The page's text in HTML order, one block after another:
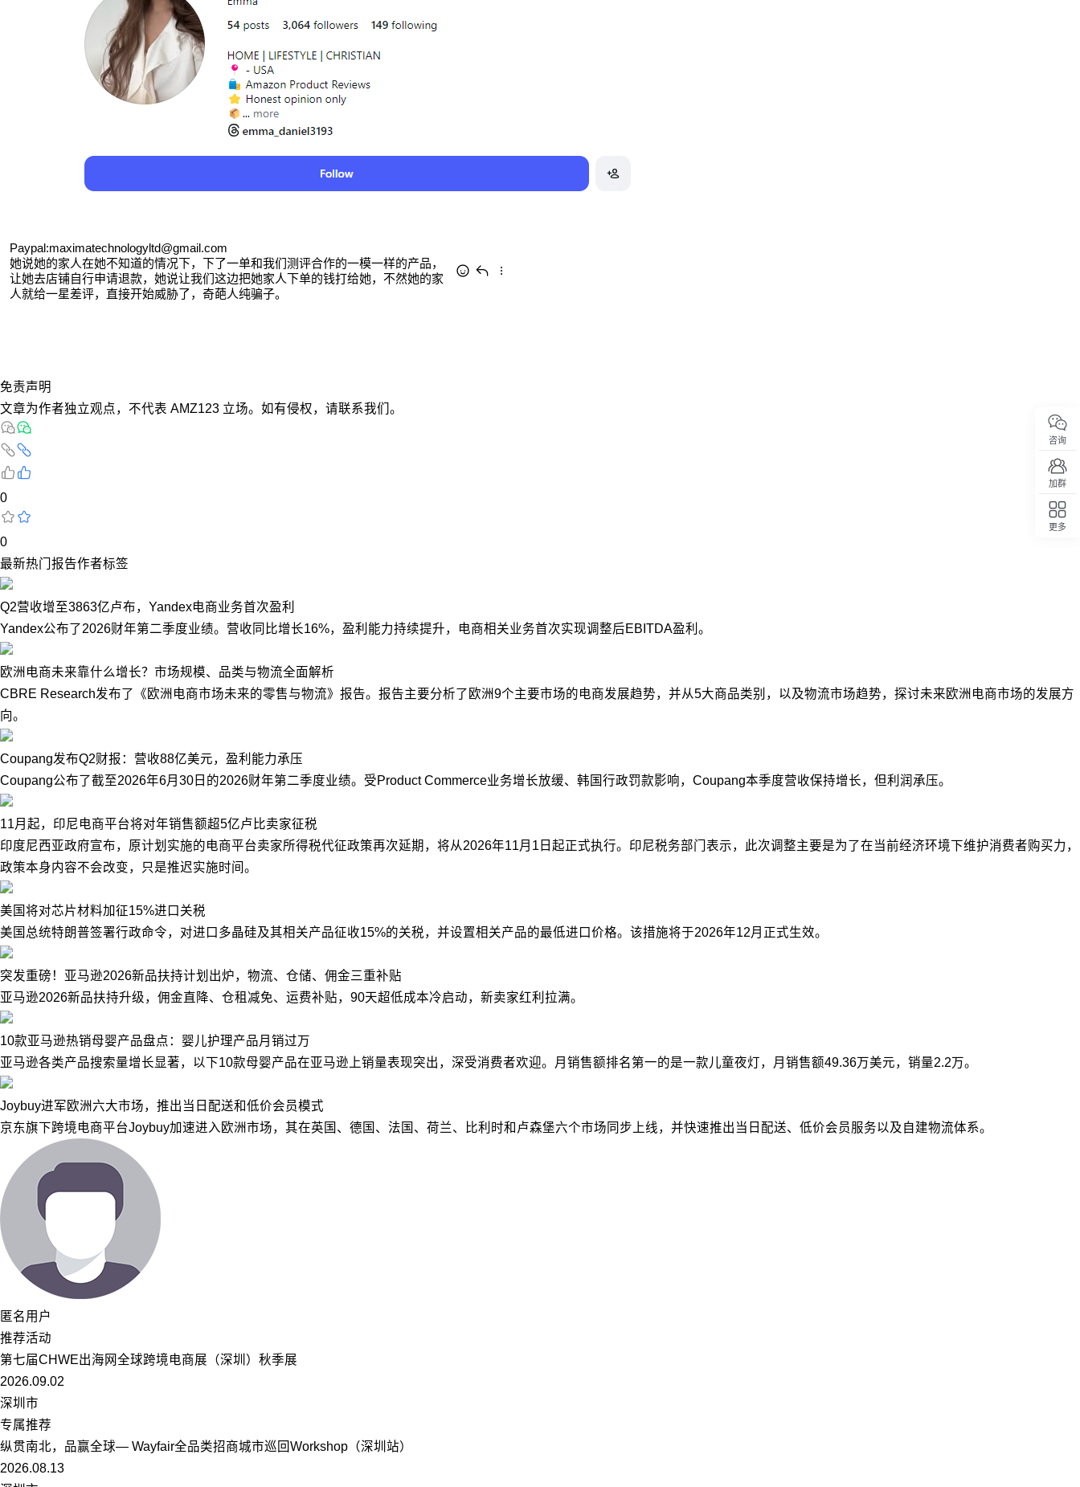
Paypal:maximatechnologyltd@gmail.com
她说她的家人在她不知道的情况下，下了一单和我们测评合作的一模一样的产品，
让她去店铺自行申请退款，她说让我们这边把她家人下单的钱打给她，不然她的家
人就给一星差评，直接开始威胁了，奇葩人纯骗子。
免责声明
文章为作者独立观点，不代表 AMZ123 立场。如有侵权，请联系我们。
0
0
最新热门 报告作者标签
Q2营收增至3863亿卢布，Yandex电商业务首次盈利
Yandex公布了2026财年第二季度业绩。营收同比增长16%，盈利能力持续提升，电商相关业务首次实现调整后EBITDA盈利。
欧洲电商未来靠什么增长？市场规模、品类与物流全面解析
CBRE Research发布了《欧洲电商市场未来的零售与物流》报告。报告主要分析了欧洲9个主要市场的电商发展趋势，并从5大商品类别，以及物流市场趋势，探讨未来欧洲电商市场的发展方
向。
Coupang发布Q2财报：营收88亿美元，盈利能力承压
Coupang公布了截至2026年6月30日的2026财年第二季度业绩。受Product Commerce业务增长放缓、韩国行政罚款影响，Coupang本季度营收保持增长，但利润承压。
11月起，印尼电商平台将对年销售额超5亿卢比卖家征税
印度尼西亚政府宣布，原计划实施的电商平台卖家所得税代征政策再次延期，将从2026年11月1日起正式执行。印尼税务部门表示，此次调整主要是为了在当前经济环境下维护消费者购买力，
政策本身内容不会改变，只是推迟实施时间。
美国将对芯片材料加征15%进口关税
美国总统特朗普签署行政命令，对进口多晶硅及其相关产品征收15%的关税，并设置相关产品的最低进口价格。该措施将于2026年12月正式生效。
突发重磅！亚马逊2026新品扶持计划出炉，物流、仓储、佣金三重补贴
亚马逊2026新品扶持升级，佣金直降、仓租减免、运费补贴，90天超低成本冷启动，新卖家红利拉满。
10款亚马逊热销母婴产品盘点：婴儿护理产品月销过万
亚马逊各类产品搜索量增长显著，以下10款母婴产品在亚马逊上销量表现突出，深受消费者欢迎。月销售额排名第一的是一款儿童夜灯，月销售额49.36万美元，销量2.2万。
Joybuy进军欧洲六大市场，推出当日配送和低价会员模式
京东旗下跨境电商平台Joybuy加速进入欧洲市场，其在英国、德国、法国、荷兰、比利时和卢森堡六个市场同步上线，并快速推出当日配送、低价会员服务以及自建物流体系。
匿名用户
推荐活动
第七届CHWE出海网全球跨境电商展（深圳）秋季展
2026.09.02
深圳市
专属推荐
纵贯南北，品赢全球— Wayfair全品类招商城市巡回Workshop（深圳站）
2026.08.13
咨询
加群
更多